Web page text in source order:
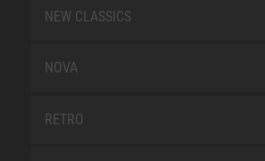
NEW CLASSICS
NOVA
RETRO